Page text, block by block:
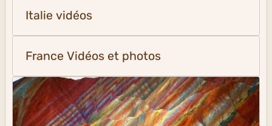
Italie vidéos
France Vidéos et photos